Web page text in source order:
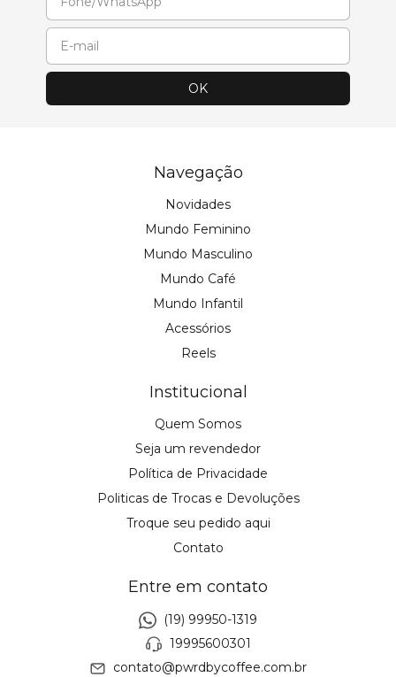
Navegação
Novidades
Mundo Feminino
Mundo Masculino
Mundo Café
Mundo Infantil
Acessórios
Reels
Institucional
Quem Somos
Seja um revendedor
Política de Privacidade
Politicas de Trocas e Devoluções
Troque seu pedido aqui
Contato
Entre em contato
(19) 99950-1319
19995600301
contato@pwrdbycoffee.com.br